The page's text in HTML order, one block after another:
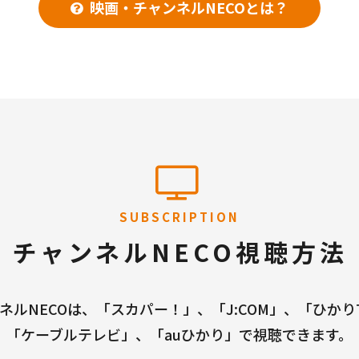
映画・チャンネルNECOとは？
SUBSCRIPTION
チャンネルNECO視聴方法
ルNECOは、「スカパー！」、「J:COM」、「ひか
「ケーブルテレビ」、「auひかり」で視聴できます。